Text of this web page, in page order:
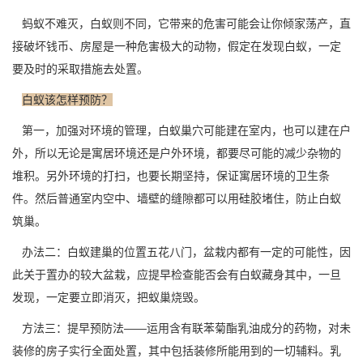
蚂蚁不难灭，白蚁则不同，它带来的危害可能会让你倾家荡产，直
接破坏钱币、房屋是一种危害极大的动物，假定在发现白蚁，一定
要及时的采取措施去处置。
白蚁该怎样预防？
第一，加强对环境的管理，白蚁巢穴可能建在室内，也可以建在户
外，所以无论是寓居环境还是户外环境，都要尽可能的减少杂物的
堆积。另外环境的打扫，也要长期坚持，保证寓居环境的卫生条
件。然后普通室内空中、墙壁的缝隙都可以用硅胶堵住，防止白蚁
筑巢。
办法二：白蚁建巢的位置五花八门，盆栽内都有一定的可能性，因
此关于置办的较大盆栽，应提早检查能否会有白蚁藏身其中，一旦
发现，一定要立即消灭，把蚁巢烧毁。
方法三：提早预防法——运用含有联苯菊酯乳油成分的药物，对未
装修的房子实行全面处置，其中包括装修所能用到的一切辅料。乳